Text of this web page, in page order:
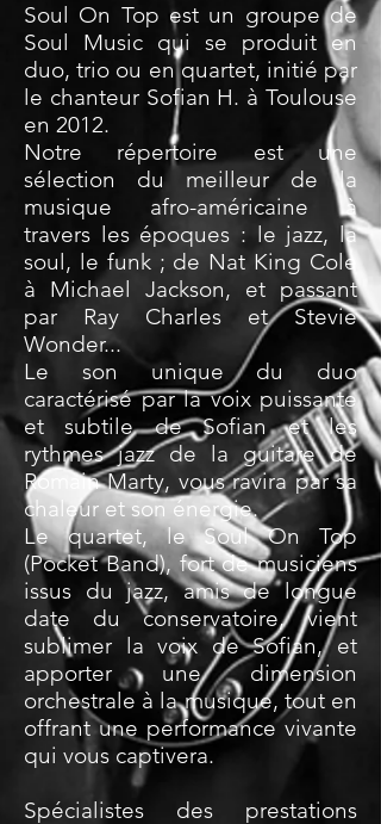
Soul On Top est un groupe de
Soul Music qui se produit en
duo, trio ou en quartet, initié par
le chanteur Sofian H. à Toulouse
en 2012.
Notre répertoire est une
sélection du meilleur de la
musique afro-américaine à
travers les époques : le jazz, la
soul, le funk ; de Nat King Cole
à Michael Jackson, et passant
par Ray Charles et Stevie
Wonder...
Le son unique du duo
caractérisé par la voix puissante
et subtile de Sofian et les
rythmes jazz de la guitare de
Romain Marty, vous ravira par sa
chaleur et son énergie.
Le quartet, le Soul On Top
(Pocket Band), fort de musiciens
issus du jazz, amis de longue
date du conservatoire, vient
sublimer la voix de Sofian, et
apporter une dimension
orchestrale à la musique, tout en
offrant une performance vivante
qui vous captivera.
Spécialistes des prestations